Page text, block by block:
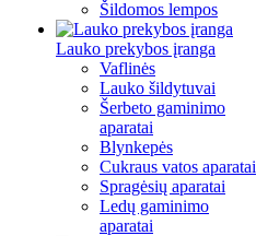
Šildomos lempos
Lauko prekybos įranga
Vaflinės
Lauko šildytuvai
Šerbeto gaminimo
aparatai
Blynkepės
Cukraus vatos aparatai
Spragėsių aparatai
Ledų gaminimo
aparatai